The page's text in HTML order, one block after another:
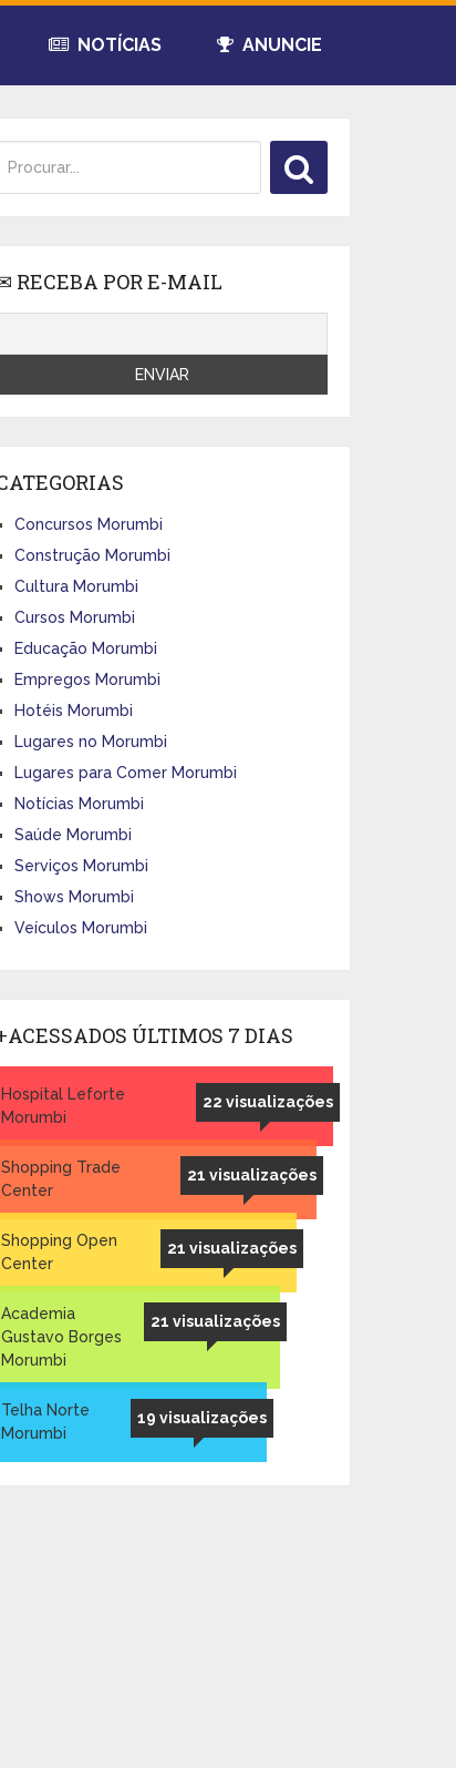
NOTÍCIAS ANUNCIE
RECEBA POR E-MAIL
Concursos Morumbi
Construção Morumbi
Cultura Morumbi
Cursos Morumbi
Educação Morumbi
Empregos Morumbi
Hotéis Morumbi
Lugares no Morumbi
Lugares para Comer Morumbi
Notícias Morumbi
Saúde Morumbi
Serviços Morumbi
Shows Morumbi
Veículos Morumbi
ÚLTIMOS 7 DIAS
22 visualizações
Hospital Leforte
Morumbi
21 visualizações
Shopping Trade
Center
21 visualizações
Shopping Open
Center
21 visualizações
Academia
Gustavo Borges
Morumbi
19 visualizações
Telha Norte
Morumbi